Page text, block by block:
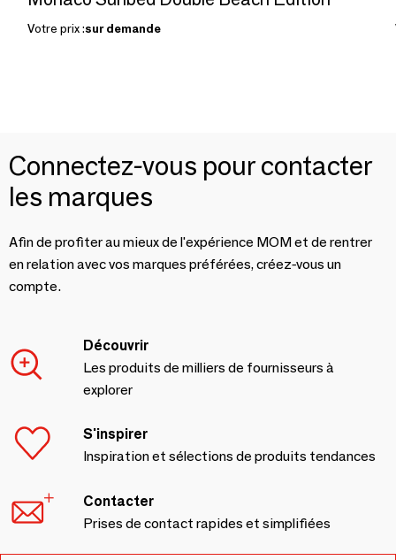
Votre prix :sur demande
Connectez-vous pour contacter
les marques
Afin de profiter au mieux de l'expérience MOM et de rentrer
en relation avec vos marques préférées, créez-vous un
compte.
Découvrir
Les produits de milliers de fournisseurs à
explorer
S'inspirer
Inspiration et sélections de produits tendances
Contacter
Prises de contact rapides et simplifiées